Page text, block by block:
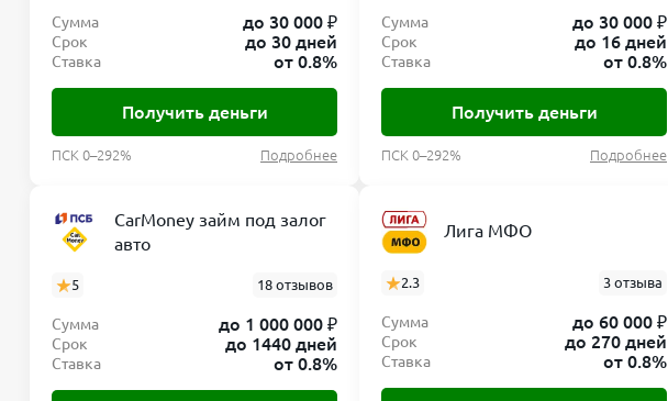
Сумма до 30 000 ₽
Срок до 30 дней
Ставка от 0.8%
Получить деньги
ПСК 0–292% Подробнее
Сумма до 30 000 ₽
Срок до 16 дней
Ставка от 0.8%
Получить деньги
ПСК 0–292% Подробнее
CarMoney займ под залог
авто
5 18 отзывов
Сумма до 1 000 000 ₽
Срок до 1440 дней
Ставка от 0.8%
Лига МФО
2.3 3 отзыва
Сумма до 60 000 ₽
Срок до 270 дней
Ставка от 0.8%